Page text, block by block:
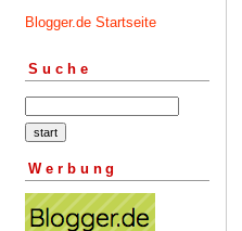
Blogger.de Startseite
Suche
Werbung